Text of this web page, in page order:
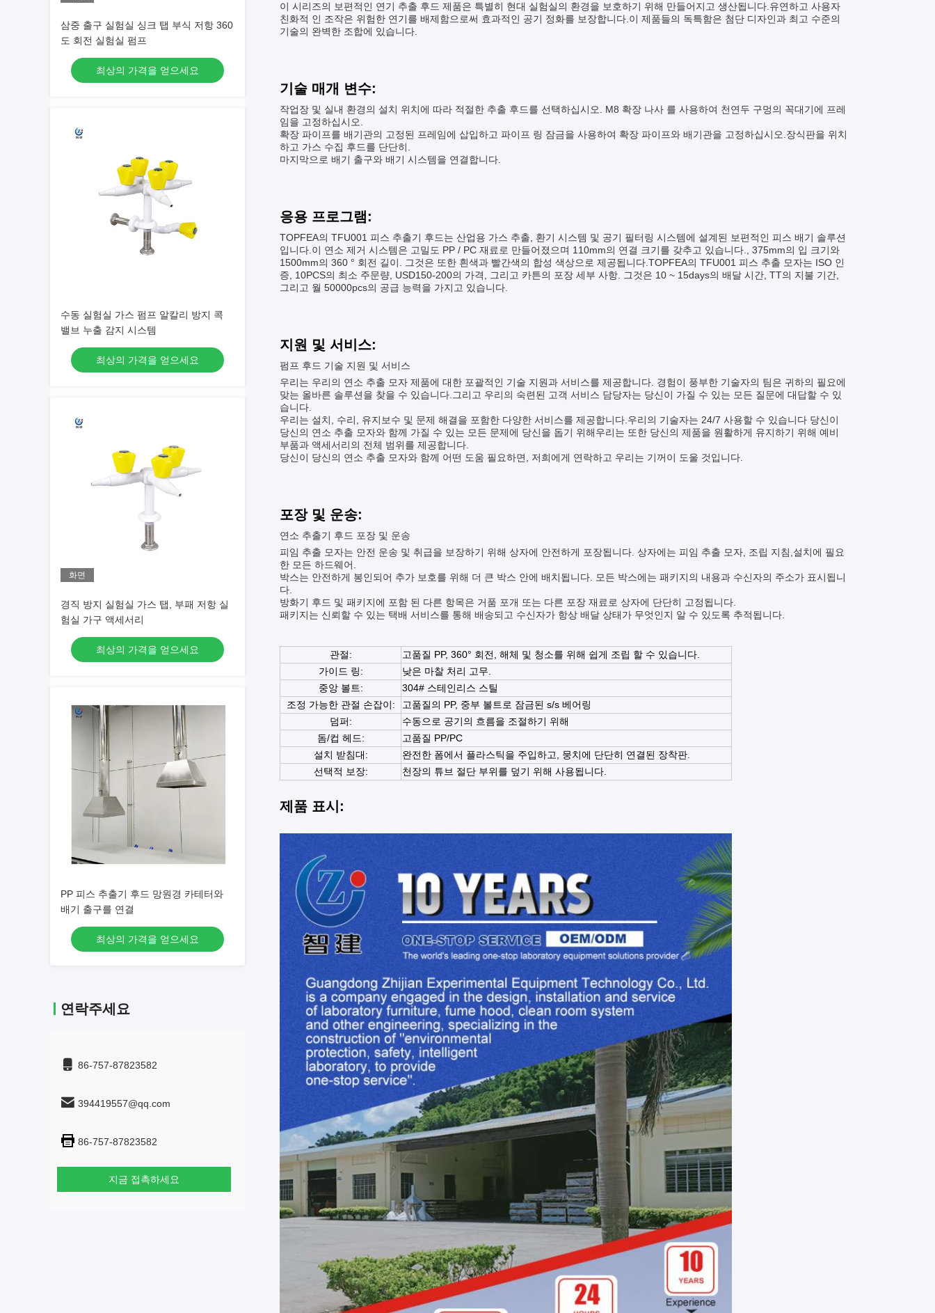
삼중 출구 실험실 싱크 탭 부식 저항 360
도 회전 실험실 펌프
최상의 가격을 얻으세요
수동 실험실 가스 펌프 알칼리 방지 콕
밸브 누출 감지 시스템
최상의 가격을 얻으세요
화면
경직 방지 실험실 가스 탭, 부패 저항 실
험실 가구 액세서리
최상의 가격을 얻으세요
PP 피스 추출기 후드 망원경 카테터와
배기 출구를 연결
최상의 가격을 얻으세요
연락주세요
86-757-87823582
394419557@qq.com
86-757-87823582
지금 접촉하세요
이 시리즈의 보편적인 연기 추출 후드 제품은 특별히 현대 실험실의 환경을 보호하기 위해 만들어지고 생산됩니다.유연하고 사용자
친화적 인 조작은 위험한 연기를 배제함으로써 효과적인 공기 정화를 보장합니다.이 제품들의 독특함은 첨단 디자인과 최고 수준의
기술의 완벽한 조합에 있습니다.
기술 매개 변수:
작업장 및 실내 환경의 설치 위치에 따라 적절한 추출 후드를 선택하십시오. M8 확장 나사 를 사용하여 천연두 구멍의 꼭대기에 프레
임을 고정하십시오.
확장 파이프를 배기관의 고정된 프레임에 삽입하고 파이프 링 잠금을 사용하여 확장 파이프와 배기관을 고정하십시오.장식판을 위치
하고 가스 수집 후드를 단단히.
마지막으로 배기 출구와 배기 시스템을 연결합니다.
응용 프로그램:
TOPFEA의 TFU001 피스 추출기 후드는 산업용 가스 추출, 환기 시스템 및 공기 필터링 시스템에 설계된 보편적인 피스 배기 솔루션
입니다.이 연소 제거 시스템은 고밀도 PP / PC 재료로 만들어졌으며 110mm의 연결 크기를 갖추고 있습니다., 375mm의 입 크기와
1500mm의 360 ° 회전 길이. 그것은 또한 흰색과 빨간색의 합성 색상으로 제공됩니다.TOPFEA의 TFU001 피스 추출 모자는 ISO 인
증, 10PCS의 최소 주문량, USD150-200의 가격, 그리고 카튼의 포장 세부 사항. 그것은 10 ~ 15days의 배달 시간, TT의 지불 기간,
그리고 월 50000pcs의 공급 능력을 가지고 있습니다.
지원 및 서비스:
펌프 후드 기술 지원 및 서비스
우리는 우리의 연소 추출 모자 제품에 대한 포괄적인 기술 지원과 서비스를 제공합니다. 경험이 풍부한 기술자의 팀은 귀하의 필요에
맞는 올바른 솔루션을 찾을 수 있습니다.그리고 우리의 숙련된 고객 서비스 담당자는 당신이 가질 수 있는 모든 질문에 대답할 수 있
습니다.
우리는 설치, 수리, 유지보수 및 문제 해결을 포함한 다양한 서비스를 제공합니다.우리의 기술자는 24/7 사용할 수 있습니다 당신이
당신의 연소 추출 모자와 함께 가질 수 있는 모든 문제에 당신을 돕기 위해우리는 또한 당신의 제품을 원활하게 유지하기 위해 예비
부품과 액세서리의 전체 범위를 제공합니다.
당신이 당신의 연소 추출 모자와 함께 어떤 도움 필요하면, 저희에게 연락하고 우리는 기꺼이 도울 것입니다.
포장 및 운송:
연소 추출기 후드 포장 및 운송
피임 추출 모자는 안전 운송 및 취급을 보장하기 위해 상자에 안전하게 포장됩니다. 상자에는 피임 추출 모자, 조립 지침,설치에 필요
한 모든 하드웨어.
박스는 안전하게 봉인되어 추가 보호를 위해 더 큰 박스 안에 배치됩니다. 모든 박스에는 패키지의 내용과 수신자의 주소가 표시됩니
다.
방화기 후드 및 패키지에 포함 된 다른 항목은 거품 포개 또는 다른 포장 재료로 상자에 단단히 고정됩니다.
패키지는 신뢰할 수 있는 택배 서비스를 통해 배송되고 수신자가 항상 배달 상태가 무엇인지 알 수 있도록 추적됩니다.
관절:
고품질 PP, 360° 회전, 해체 및 청소를 위해 쉽게 조립 할 수 있습니다.
가이드 링:
낮은 마찰 처리 고무.
중앙 볼트:
304# 스테인리스 스틸
조정 가능한 관절 손잡이:
고품질의 PP, 중부 볼트로 잠금된 s/s 베어링
덤퍼:
수동으로 공기의 흐름을 조절하기 위해
돔/컵 헤드:
고품질 PP/PC
설치 받침대:
완전한 폼에서 플라스틱을 주입하고, 뭉치에 단단히 연결된 장착판.
선택적 보장:
천장의 튜브 절단 부위를 덮기 위해 사용됩니다.
제품 표시: